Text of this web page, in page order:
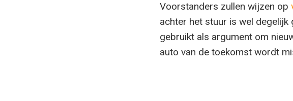
Voorstanders zullen wijzen op
achter het stuur is wel
gebruikt als argument om
auto van de toekomst wordt